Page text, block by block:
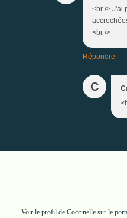
<br /> J'ai
<br />
Répondre
C
Voir le profil de Coccinelle sur le